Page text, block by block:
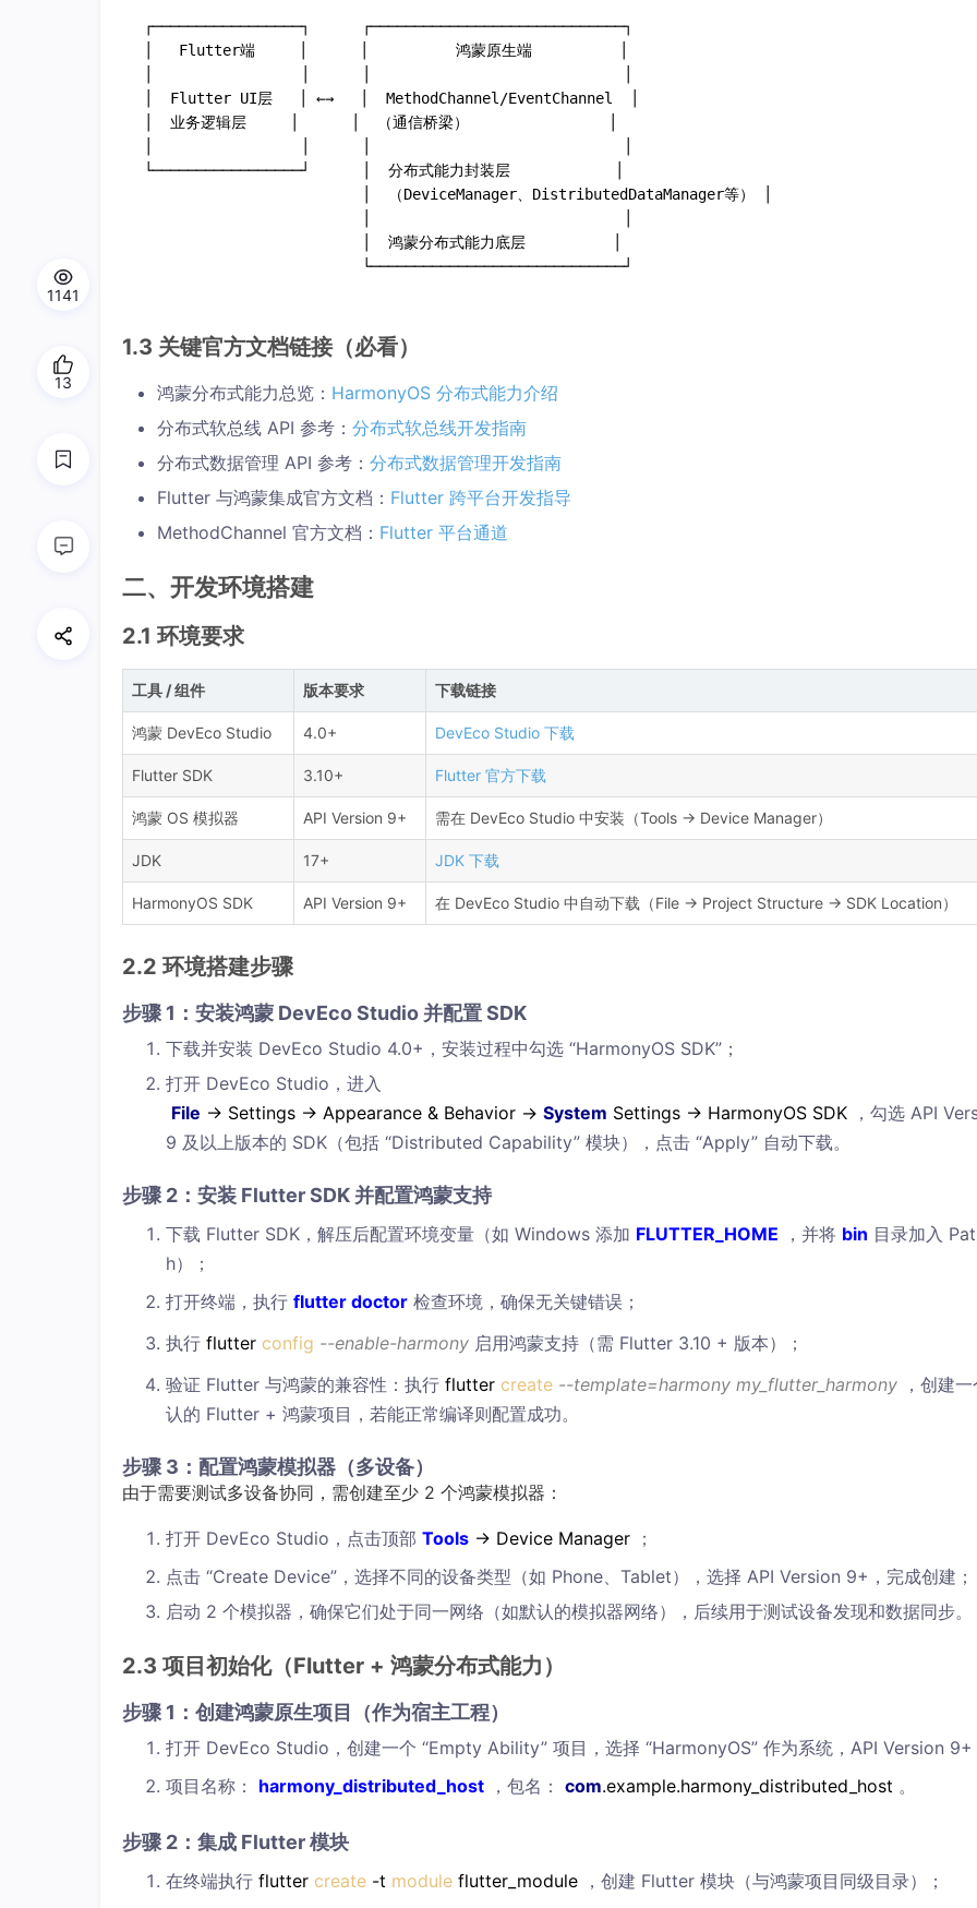
┌─────────────────┐      ┌─────────────────────────────┐
│   Flutter端     │      │          鸿蒙原生端          │
│  Flutter UI层   │ ←→   │  MethodChannel/EventChannel  │
│  业务逻辑层     │      │  （通信桥梁）                │
                         │  （DeviceManager、DistributedDataManager等） │
                         │  鸿蒙分布式能力底层          │
1.3 关键官方文档链接（必看）
鸿蒙分布式能力总览： HarmonyOS 分布式能力介绍
分布式软总线 API 参考： 分布式软总线开发指南
分布式数据管理 API 参考： 分布式数据管理开发指南
Flutter 与鸿蒙集成官方文档： Flutter 跨平台开发指导
MethodChannel 官方文档： Flutter 平台通道
二、开发环境搭建
2.1 环境要求
工具 / 组件 版本要求 下载链接
鸿蒙 DevEco Studio 4.0+ DevEco Studio 下载
Flutter SDK 3.10+ Flutter 官方下载
鸿蒙 OS 模拟器 API Version 9+ 需在 DevEco Studio 中安装（Tools → Device Manager）
JDK 17+ JDK 下载
HarmonyOS SDK API Version 9+ 在 DevEco Studio 中自动下载（File → Project Structure → SDK Location）
2.2 环境搭建步骤
步骤 1：安装鸿蒙 DevEco Studio 并配置 SDK
下载并安装 DevEco Studio 4.0+，安装过程中勾选 “HarmonyOS SDK”；
打开 DevEco Studio，进入
File → Settings → Appearance & Behavior → System Settings → HarmonyOS SDK ，勾选 API
9 及以上版本的 SDK（包括 “Distributed Capability” 模块），点击 “Apply” 自动下载。
步骤 2：安装 Flutter SDK 并配置鸿蒙支持
下载 Flutter SDK，解压后配置环境变量（如 Windows 添加 FLUTTER_HOME ，并将 bin 目录加入 Pat
h）；
打开终端，执行 flutter doctor 检查环境，确保无关键错误；
执行 flutter config --enable-harmony 启用鸿蒙支持（需 Flutter 3.10 + 版本）；
验证 Flutter 与鸿蒙的兼容性：执行 flutter create --template=harmony my_flutter_harmony ，创建
认的 Flutter + 鸿蒙项目，若能正常编译则配置成功。
步骤 3：配置鸿蒙模拟器（多设备）
由于需要测试多设备协同，需创建至少 2 个鸿蒙模拟器：
打开 DevEco Studio，点击顶部 Tools → Device Manager ；
点击 “Create Device”，选择不同的设备类型（如 Phone、Tablet），选择 API Version 9+，完成创建；
启动 2 个模拟器，确保它们处于同一网络（如默认的模拟器网络），后续用于测试设备发现和数据同步。
2.3 项目初始化（Flutter + 鸿蒙分布式能力）
步骤 1：创建鸿蒙原生项目（作为宿主工程）
打开 DevEco Studio，创建一个 “Empty Ability” 项目，选择 “HarmonyOS” 作为系统，API Version 9+
项目名称：
harmony_distributed_host ，包名： com.example.harmony_distributed_host 。
步骤 2：集成 Flutter 模块
在终端执行 flutter create -t module flutter_module ，创建 Flutter 模块（与鸿蒙项目同级目录）；
1141
13